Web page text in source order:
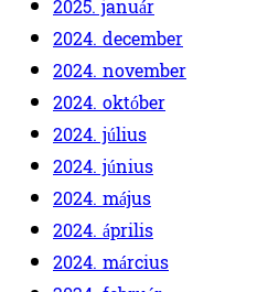
2025. január
2024. december
2024. november
2024. október
2024. július
2024. június
2024. május
2024. április
2024. március